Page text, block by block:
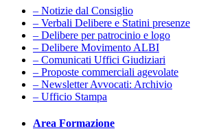
– Notizie dal Consiglio
– Verbali Delibere e Statini presenze
– Delibere per patrocinio e logo
– Delibere Movimento ALBI
– Comunicati Uffici Giudiziari
– Proposte commerciali agevolate
– Newsletter Avvocati: Archivio
– Ufficio Stampa
Area Formazione